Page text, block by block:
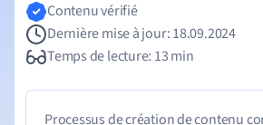
Contenu vérifié
Dernière mise à jour: 18.09.2024
Temps de lecture: 13 min
Processus de création de contenu